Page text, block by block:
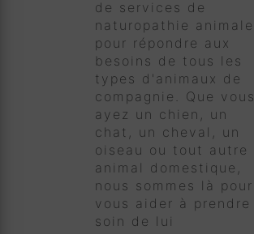
de services de
naturopathie animale
pour répondre aux
besoins de tous les
types d'animaux de
compagnie. Que vous
ayez un chien, un
chat, un cheval, un
oiseau ou tout autre
animal domestique,
nous sommes là pour
vous aider à prendre
soin de lui